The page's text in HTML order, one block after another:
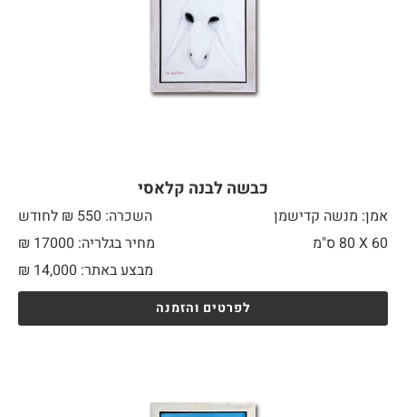
כבשה לבנה קלאסי
אמן: מנשה קדישמן
השכרה: 550 ₪ לחודש
60 X
מחיר בגלריה: 17000 ₪
מבצע באתר:
₪ 14,000
לפרטים והזמנה